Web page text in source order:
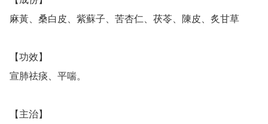
麻黃、桑白皮、紫蘇子、苦杏仁、茯苓、陳皮、炙甘草
【功效】
宣肺祛痰、平喘。
【主治】